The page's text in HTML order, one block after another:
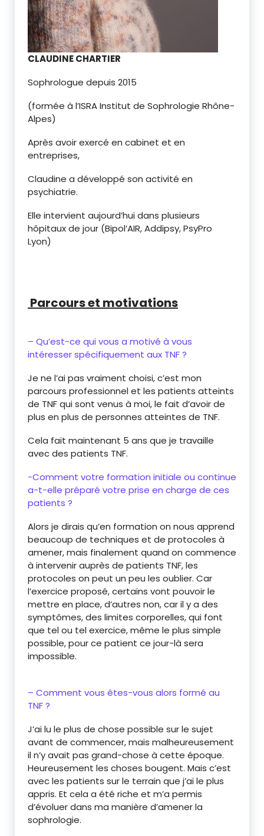
CLAUDINE CHARTIER
Sophrologue depuis 2015
(formée à l’ISRA Institut de Sophrologie Rhône-
Alpes)
Après avoir exercé en cabinet et en
entreprises,
Claudine a développé son activité en
psychiatrie.
Elle intervient aujourd’hui dans plusieurs
hôpitaux de jour (Bipol’AIR, Addipsy, PsyPro
Lyon)
Parcours et motivations
– Qu’est-ce qui vous a motivé à vous
intéresser spécifiquement aux TNF ?
Je ne l’ai pas vraiment choisi, c’est mon
parcours professionnel et les patients atteints
de TNF qui sont venus à moi, le fait d’avoir de
plus en plus de personnes atteintes de TNF.
Cela fait maintenant 5 ans que je travaille
avec des patients TNF.
-Comment votre formation initiale ou continue
a-t-elle préparé votre prise en charge de ces
patients ?
Alors je dirais qu’en formation on nous apprend
beaucoup de techniques et de protocoles à
amener, mais finalement quand on commence
à intervenir auprès de patients TNF, les
protocoles on peut un peu les oublier. Car
l’exercice proposé, certains vont pouvoir le
mettre en place, d’autres non, car il y a des
symptômes, des limites corporelles, qui font
que tel ou tel exercice, même le plus simple
possible, pour ce patient ce jour-là sera
impossible.
– Comment vous êtes-vous alors formé au
TNF ?
J’ai lu le plus de chose possible sur le sujet
avant de commencer, mais malheureusement
il n’y avait pas grand-chose à cette époque.
Heureusement les choses bougent. Mais c’est
avec les patients sur le terrain que j’ai le plus
appris. Et cela a été riche et m’a permis
d’évoluer dans ma manière d’amener la
sophrologie.